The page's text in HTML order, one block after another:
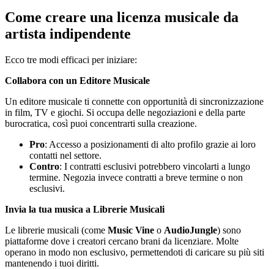
Come creare una licenza musicale da
artista indipendente
Ecco tre modi efficaci per iniziare:
Collabora con un Editore Musicale
Un editore musicale ti connette con opportunità di sincronizzazione
in film, TV e giochi. Si occupa delle negoziazioni e della parte
burocratica, così puoi concentrarti sulla creazione.
Pro: Accesso a posizionamenti di alto profilo grazie ai loro
contatti nel settore.
Contro: I contratti esclusivi potrebbero vincolarti a lungo
termine. Negozia invece contratti a breve termine o non
esclusivi.
Invia la tua musica a Librerie Musicali
Le librerie musicali (come Music Vine o AudioJungle) sono
piattaforme dove i creatori cercano brani da licenziare. Molte
operano in modo non esclusivo, permettendoti di caricare su più siti
mantenendo i tuoi diritti.